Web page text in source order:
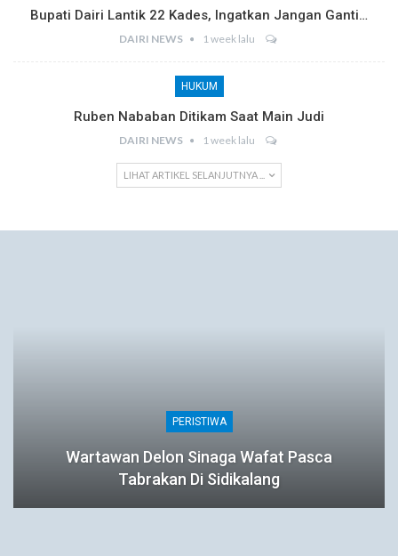
Bupati Dairi Lantik 22 Kades, Ingatkan Jangan Ganti…
DAIRI NEWS 1 week lalu
HUKUM
Ruben Nababan Ditikam Saat Main Judi
DAIRI NEWS 1 week lalu
LIHAT ARTIKEL SELANJUTNYA ...
PERISTIWA
Wartawan Delon Sinaga Wafat Pasca
Tabrakan Di Sidikalang